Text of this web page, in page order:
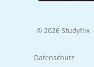
© 2026 Studyflix
Datenschutz